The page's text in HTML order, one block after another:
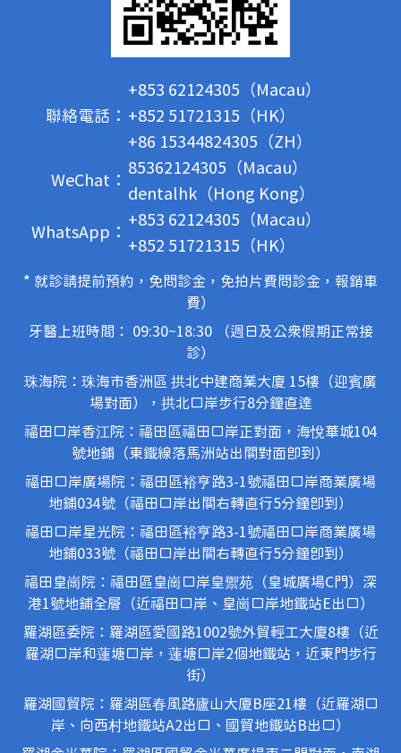
聯絡電話：
+853 62124305（Macau）
+852 51721315（HK）
+86 15344824305（ZH）
WeChat：
85362124305（Macau）
dentalhk（Hong Kong）
WhatsApp：
+853 62124305（Macau）
+852 51721315（HK）
* 就診請提前預約，免問診金，免拍片費問診金，報銷車
費）
牙醫上班時間： 09:30~18:30 （週日及公眾假期正常接
診）
珠海院：珠海市香洲區 拱北中建商業大廈 15樓（迎賓廣
場對面），拱北口岸步行8分鐘直達
福田口岸香江院：福田區福田口岸正對面，海悅華城104
號地鋪（東鐵線落馬洲站出關對面即到）
福田口岸廣場院：福田區裕亨路3-1號福田口岸商業廣場
地鋪034號（福田口岸出關右轉直行5分鐘即到）
福田口岸星光院：福田區裕亨路3-1號福田口岸商業廣場
地鋪033號（福田口岸出關右轉直行5分鐘即到）
福田皇崗院：福田區皇崗口岸皇禦苑（皇城廣場C門）深
港1號地鋪全層（近福田口岸、皇崗口岸地鐵站E出口）
羅湖區委院：羅湖區愛國路1002號外貿輕工大廈8樓（近
羅湖口岸和蓮塘口岸，蓮塘口岸2個地鐵站，近東門步行
街）
羅湖國貿院：羅湖區春風路廬山大廈B座21樓（近羅湖口
岸、向西村地鐵站A2出口、國貿地鐵站B出口）